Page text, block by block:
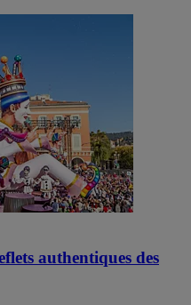
authentiques des